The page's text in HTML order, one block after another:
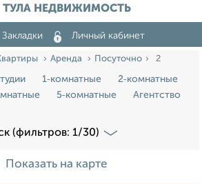
ТУЛА НЕДВИЖИМОСТЬ
Закладки Личный кабинет
Аренда Посуточно 2
1‑комнатные
2‑комнатные
5‑комнатные
Агентство
(фильтров: 1/30)
Показать на карте